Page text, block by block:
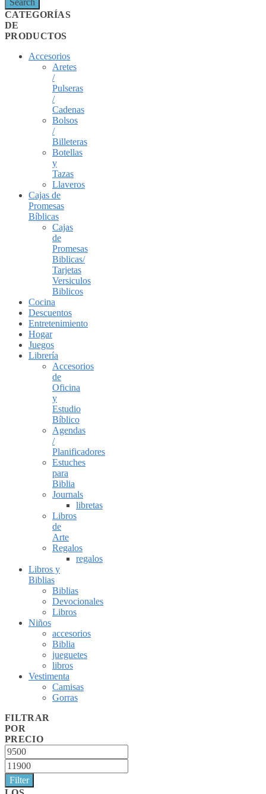
CATEGORÍAS
DE
PRODUCTOS
Accesorios
Aretes
/
Pulseras
/
Cadenas
Bolsos
/
Billeteras
Botellas
y
Tazas
Llaveros
Cajas de
Promesas
Bíblicas
Cajas
de
Promesas
Biblicas/
Tarjetas
Versiculos
Biblicos
Cocina
Descuentos
Entretenimiento
Hogar
Juegos
Librería
Accesorios
de
Oficina
y
Estudio
Bíblico
Agendas
/
Planificadores
Estuches
para
Biblia
Journals
libretas
Libros
de
Arte
Regalos
regalos
Libros y
Biblias
Biblias
Devocionales
Libros
Niños
accesorios
Biblia
jueguetes
libros
Vestimenta
Camisas
Gorras
FILTRAR
POR
PRECIO
Min
price
Max
price
Filter